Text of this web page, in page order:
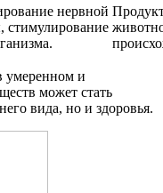
нервной
стимулирование
умеренном и
может стать
вида, но и здоровья.